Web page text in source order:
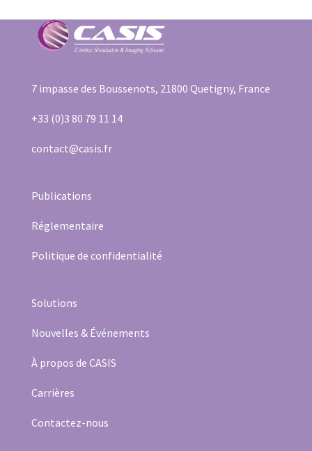
7 impasse des Boussenots, 21800 Quetigny, France
+33 (0)3 80 79 11 14
contact@casis.fr
Publications
Réglementaire
Politique de confidentialité
Solutions
Nouvelles & Événements
À propos de CASIS
Carrières
Contactez-nous